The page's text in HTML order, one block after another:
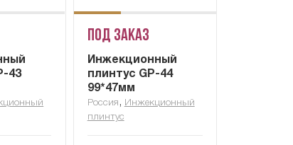
43
Под заказ
Инжекционный
плинтус GP-44
99*47мм
Россия , Инжекционный
плинтус